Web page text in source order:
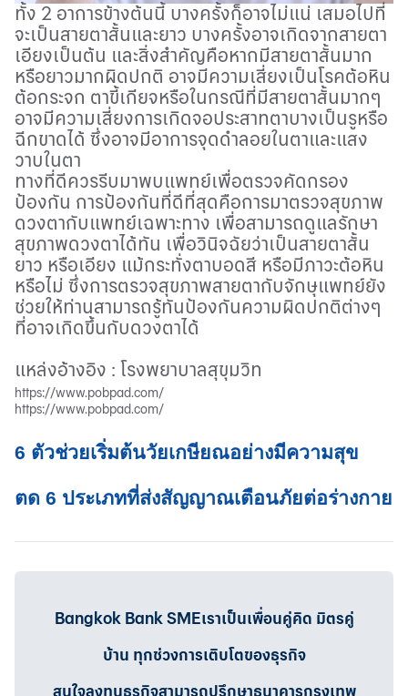
ทั้ง 2 อาการข้างต้นนี้ บางครั้งก็อาจไม่แน่ เสมอไปที่
จะเป็นสายตาสั้นและยาว บางครั้งอาจเกิดจากสายตา
เอียงเป็นต้น และสิ่งสำคัญคือหากมีสายตาสั้นมาก
หรือยาวมากผิดปกติ อาจมีความเสี่ยงเป็นโรคต้อหิน
ต้อกระจก ตาขี้เกียจหรือในกรณีที่มีสายตาสั้นมากๆ
อาจมีความเสี่ยงการเกิดจอประสาทตาบางเป็นรูหรือ
ฉีกขาดได้ ซึ่งอาจมีอาการจุดดำลอยในตาและแสง
วาบในตา
ทางที่ดีควรรีบมาพบแพทย์เพื่อตรวจคัดกรอง
ป้องกัน การป้องกันที่ดีที่สุดคือการมาตรวจสุขภาพ
ดวงตากับแพทย์เฉพาะทาง เพื่อสามารถดูแลรักษา
สุขภาพดวงตาได้ทัน เพื่อวินิจฉัยว่าเป็นสายตาสั้น
ยาว หรือเอียง แม้กระทั่งตาบอดสี หรือมีภาวะต้อหิน
หรือไม่ ซึ่งการตรวจสุขภาพสายตากับจักษุแพทย์ยัง
ช่วยให้ท่านสามารถรู้ทันป้องกันความผิดปกติต่างๆ
ที่อาจเกิดขึ้นกับดวงตาได้
แหล่งอ้างอิง : โรงพยาบาลสุขุมวิท
https://www.pobpad.com/
https://www.pobpad.com/
6 ตัวช่วยเริ่มต้นวัยเกษียณอย่างมีความสุข
ตด 6 ประเภทที่ส่งสัญญาณเตือนภัยต่อร่างกาย
Bangkok Bank SMEเราเป็นเพื่อนคู่คิด มิตรคู่
บ้าน ทุกช่วงการเติบโตของธุรกิจ
สนใจลงทุนธุรกิจสามารถปรึกษาธนาคารกรุงเทพ